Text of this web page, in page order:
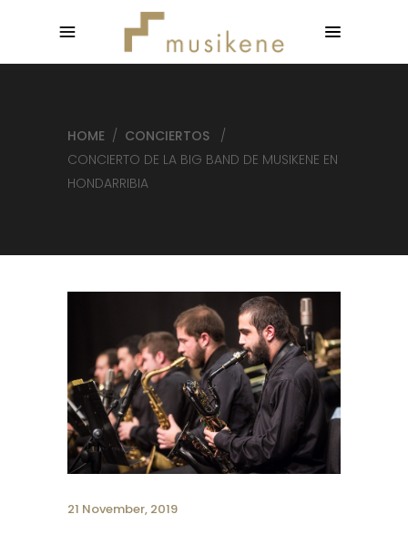
HOME / CONCIERTOS
/
CONCIERTO DE LA BIG BAND DE MUSIKENE EN
HONDARRIBIA
21 November, 2019